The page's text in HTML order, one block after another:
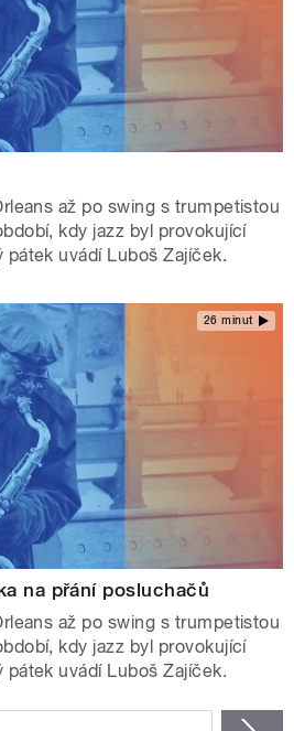
až po swing s trumpetistou
kdy jazz byl provokující
pátek uvádí Luboš Zajíček.
26 minut
na přání posluchačů
až po swing s trumpetistou
kdy jazz byl provokující
pátek uvádí Luboš Zajíček.